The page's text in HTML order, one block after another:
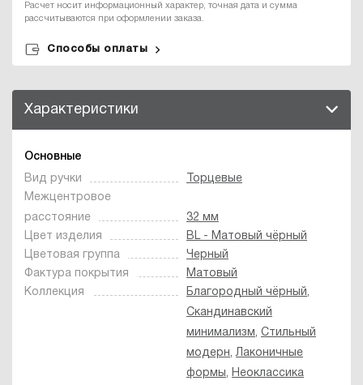
Расчет носит информационный характер, точная дата и сумма
рассчитываются при оформлении заказа.
Способы оплаты
Характеристики
Основные
Вид ручки
Торцевые
Межцентровое
расстояние
32 мм
Цвет изделия
BL - Матовый чёрный
Цветовая группа
Черный
Фактура покрытия
Матовый
Коллекция
Благородный чёрный,
Скандинавский
минимализм, Стильный
модерн,Лаконичные
формы, Неоклассика